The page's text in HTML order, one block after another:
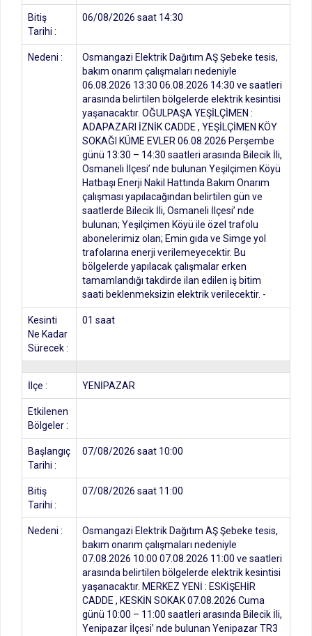
Bitiş
Tarihi :
06/08/2026 saat 14:30
Nedeni :
Osmangazi Elektrik Dağıtım AŞ Şebeke tesis,
bakım onarım çalışmaları nedeniyle
06.08.2026 13:30 06.08.2026 14:30 ve saatleri
arasında belirtilen bölgelerde elektrik kesintisi
yaşanacaktır. OĞULPAŞA YEŞİLÇİMEN :
ADAPAZARI İZNİK CADDE , YEŞİLÇİMEN KÖY
SOKAĞI KÜME EVLER 06.08.2026 Perşembe
günü 13:30 – 14:30 saatleri arasında Bilecik İli,
Osmaneli İlçesi’ nde bulunan Yeşilçimen Köyü
Hatbaşı Enerji Nakil Hattında Bakım Onarım
çalışması yapılacağından belirtilen gün ve
saatlerde Bilecik İli, Osmaneli İlçesi’ nde
bulunan; Yeşilçimen Köyü ile özel trafolu
abonelerimiz olan; Emin gıda ve Simge yol
trafolarına enerji verilemeyecektir. Bu
bölgelerde yapılacak çalışmalar erken
tamamlandığı takdirde ilan edilen iş bitim
saati beklenmeksizin elektrik verilecektir. -
Kesinti
Ne Kadar
Sürecek :
01 saat
İlçe : YENİPAZAR
Etkilenen
Bölgeler :
Başlangıç
Tarihi :
07/08/2026 saat 10:00
Bitiş
Tarihi :
07/08/2026 saat 11:00
Nedeni :
Osmangazi Elektrik Dağıtım AŞ Şebeke tesis,
bakım onarım çalışmaları nedeniyle
07.08.2026 10:00 07.08.2026 11:00 ve saatleri
arasında belirtilen bölgelerde elektrik kesintisi
yaşanacaktır. MERKEZ YENİ : ESKİŞEHİR
CADDE , KESKİN SOKAK 07.08.2026 Cuma
günü 10:00 – 11:00 saatleri arasında Bilecik İli,
Yenipazar İlçesi’ nde bulunan Yenipazar TR3